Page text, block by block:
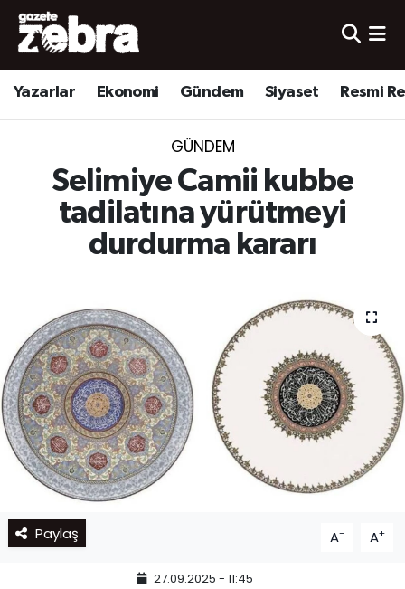
Yazarlar Ekonomi Gündem Siyaset Resmi
GÜNDEM
Selimiye Camii kubbe
tadilatına yürütmeyi
durdurma kararı
Paylaş A- A+
27.09.2025 - 11:45
Yazarlar
Ekonomi
Yerel
Spor
Nöbetçi Eczaneler
Hava Durumu
Süper Lig Puan Durumu ve Fikstür
Tüm Manşetler
Haber Arşivi